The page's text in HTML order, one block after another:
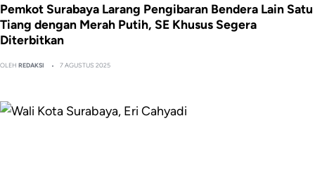
Pemkot Surabaya Larang Pengibaran Bendera Lain Satu
Tiang dengan Merah Putih, SE Khusus Segera
Diterbitkan
OLEHREDAKSI 7 AGUSTUS 2025